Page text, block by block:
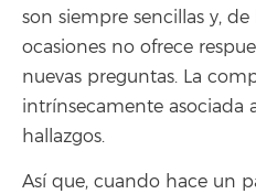
son siempre sencillas y,
ocasiones no ofrece
nuevas preguntas. La
intrínsecamente asociada
hallazgos.
Así que, cuando hace un